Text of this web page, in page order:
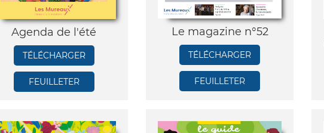
Agenda de l'été Le magazine n°52